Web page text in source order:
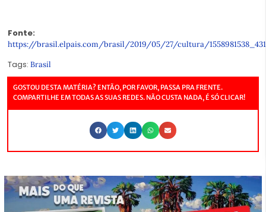
Fonte:
https://brasil.elpais.com/brasil/2019/05/27/cultura/
Tags: Brasil
GOSTOU DESTA MATÉRIA? ENTÃO, POR FAVOR, PASSA PRA FRENTE.
COMPARTILHE EM TODAS AS SUAS REDES. NÃO CUSTA NADA, É SÓ CLICAR!